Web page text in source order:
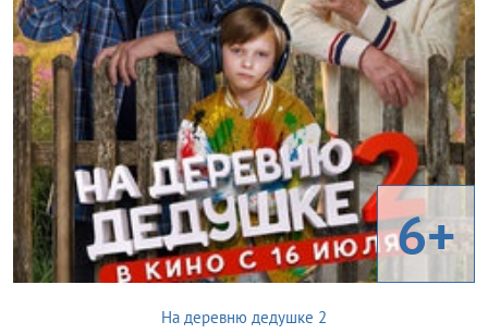
6+
На деревню дедушке 2